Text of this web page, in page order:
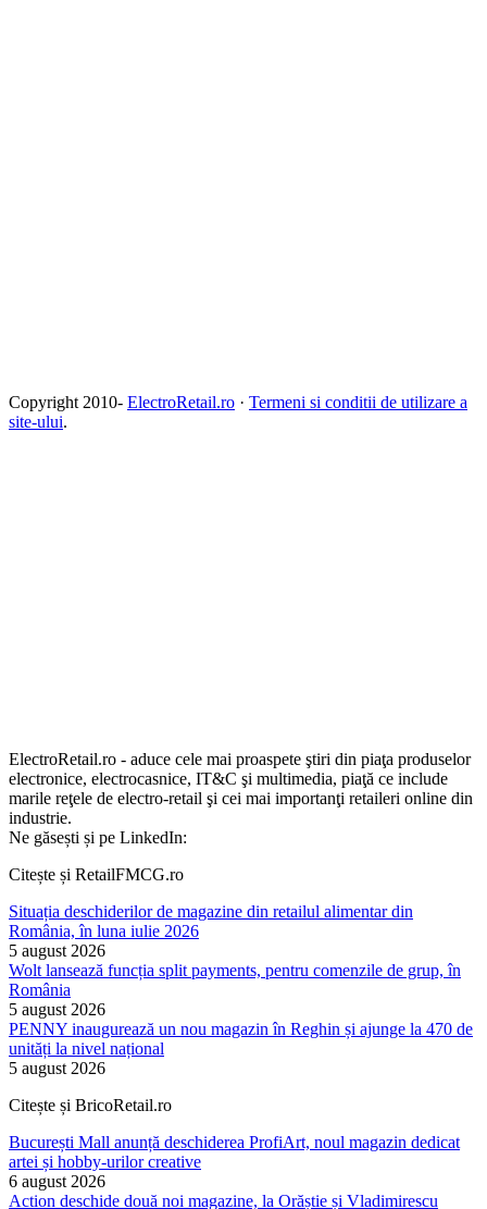
Copyright 2010- ElectroRetail.ro · Termeni si conditii de utilizare a
site-ului.
ElectroRetail.ro - aduce cele mai proaspete ştiri din piaţa produselor
electronice, electrocasnice, IT&C şi multimedia, piaţă ce include
marile reţele de electro-retail şi cei mai importanţi retaileri online din
industrie.
Ne găsești și pe LinkedIn:
Citește și RetailFMCG.ro
Situația deschiderilor de magazine din retailul alimentar din
România, în luna iulie 2026
5 august 2026
Wolt lansează funcția split payments, pentru comenzile de grup, în
România
5 august 2026
PENNY inaugurează un nou magazin în Reghin și ajunge la 470 de
unități la nivel național
5 august 2026
Citește și BricoRetail.ro
București Mall anunță deschiderea ProfiArt, noul magazin dedicat
artei și hobby-urilor creative
6 august 2026
Action deschide două noi magazine, la Orăștie și Vladimirescu